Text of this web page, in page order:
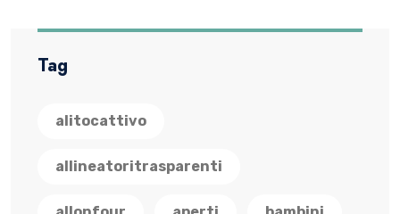
Tag
alitocattivo
allineatoritrasparenti